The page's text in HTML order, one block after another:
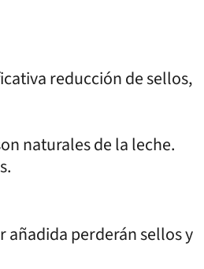
reducción de sellos,
naturales de la leche.
añadida perderán sellos y